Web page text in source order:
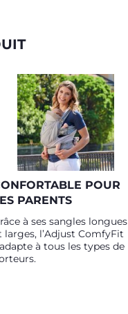
POUR
PARENTS
à ses sangles longues
larges, l’Adjust ComfyFit
à tous les types de